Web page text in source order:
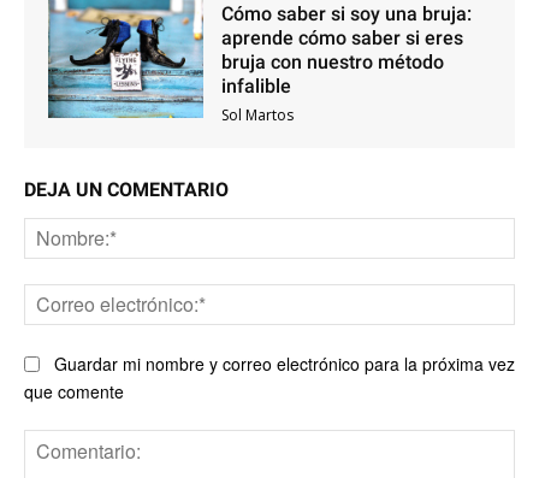
Cómo saber si soy una bruja:
aprende cómo saber si eres
bruja con nuestro método
infalible
Sol Martos
DEJA UN COMENTARIO
Guardar mi nombre y correo electrónico para la próxima vez
que comente